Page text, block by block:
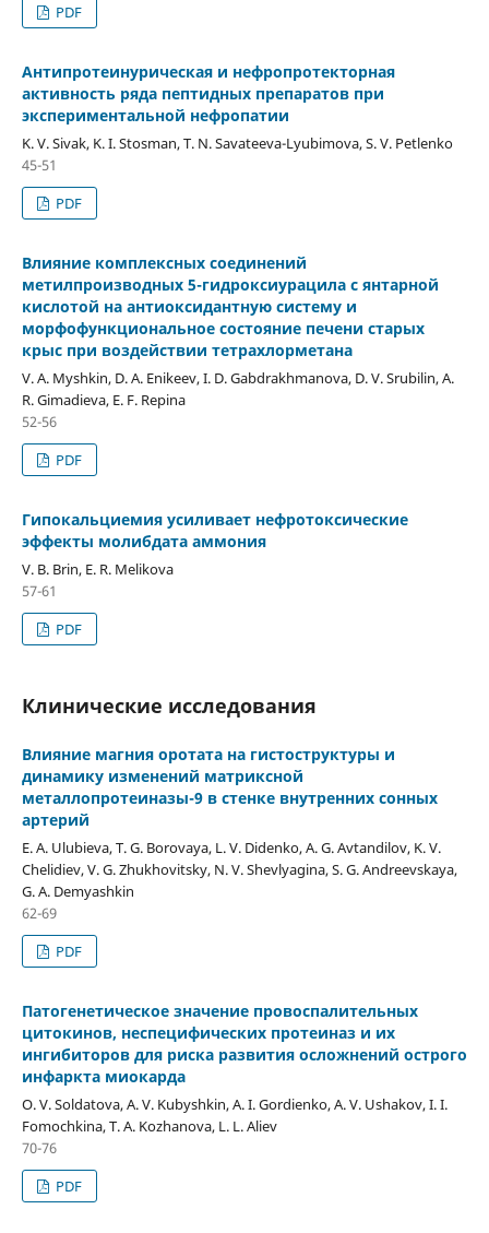
PDF
Антипротеинурическая и нефропротекторная
активность ряда пептидных препаратов при
экспериментальной нефропатии
K. V. Sivak, K. I. Stosman, T. N. Savateeva-Lyubimova, S. V. Petlenko
45-51
PDF
Влияние комплексных соединений
метилпроизводных 5-гидроксиурацила с янтарной
кислотой на антиоксидантную систему и
морфофункциональное состояние печени старых
крыс при воздействии тетрахлорметана
V. A. Myshkin, D. A. Enikeev, I. D. Gabdrakhmanova, D. V. Srubilin, A.
R. Gimadieva, E. F. Repina
52-56
PDF
Гипокальциемия усиливает нефротоксические
эффекты молибдата аммония
V. B. Brin, E. R. Melikova
57-61
PDF
Клинические исследования
Влияние магния оротата на гистоструктуры и
динамику изменений матриксной
металлопротеиназы-9 в стенке внутренних сонных
артерий
E. A. Ulubieva, T. G. Borovaya, L. V. Didenko, A. G. Avtandilov, K. V.
Chelidiev, V. G. Zhukhovitsky, N. V. Shevlyagina, S. G. Andreevskaya,
G. A. Demyashkin
62-69
PDF
Патогенетическое значение провоспалительных
цитокинов, неспецифических протеиназ и их
ингибиторов для риска развития осложнений острого
инфаркта миокарда
O. V. Soldatova, A. V. Kubyshkin, A. I. Gordienko, A. V. Ushakov, I. I.
Fomochkina, T. A. Kozhanova, L. L. Aliev
70-76
PDF